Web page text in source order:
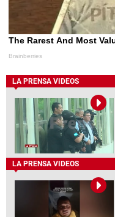
LA PRENSA VIDEOS
LA PRENSA VIDEOS